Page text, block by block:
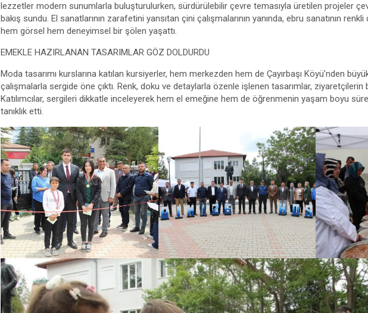
lezzetler modern sunumlarla buluşturulurken, sürdürülebilir çevre temasıyla üretilen projeler
bakış sundu. El sanatlarının zarafetini yansıtan çini çalışmalarının yanında, ebru sanatının renkli
hem görsel hem deneyimsel bir şölen yaşattı.
EMEKLE HAZIRLANAN TASARIMLAR GÖZ DOLDURDU
Moda tasarımı kurslarına katılan kursiyerler, hem merkezden hem de Çayırbaşı Köyü’nden
çalışmalarla sergide öne çıktı. Renk, doku ve detaylarla özenle işlenen tasarımlar, ziyaretçilerin
Katılımcılar, sergileri dikkatle inceleyerek hem el emeğine hem de öğrenmenin yaşam boyu
tanıklık etti.